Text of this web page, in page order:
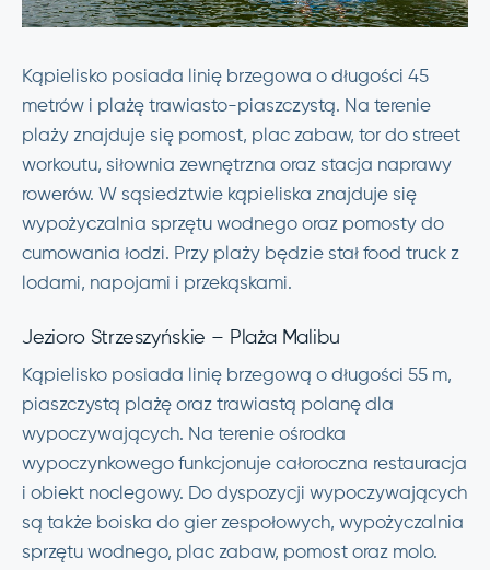
Kąpielisko posiada linię brzegowa o długości 45
metrów i plażę trawiasto-piaszczystą. Na terenie
plaży znajduje się pomost, plac zabaw, tor do street
workoutu, siłownia zewnętrzna oraz stacja naprawy
rowerów. W sąsiedztwie kąpieliska znajduje się
wypożyczalnia sprzętu wodnego oraz pomosty do
cumowania łodzi. Przy plaży będzie stał food truck z
lodami, napojami i przekąskami.
Jezioro Strzeszyńskie – Plaża Malibu
Kąpielisko posiada linię brzegową o długości 55 m,
piaszczystą plażę oraz trawiastą polanę dla
wypoczywających. Na terenie ośrodka
wypoczynkowego funkcjonuje całoroczna restauracja
i obiekt noclegowy. Do dyspozycji wypoczywających
są także boiska do gier zespołowych, wypożyczalnia
sprzętu wodnego, plac zabaw, pomost oraz molo.